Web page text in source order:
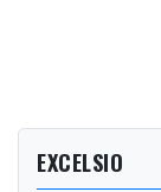
EXCELSIO